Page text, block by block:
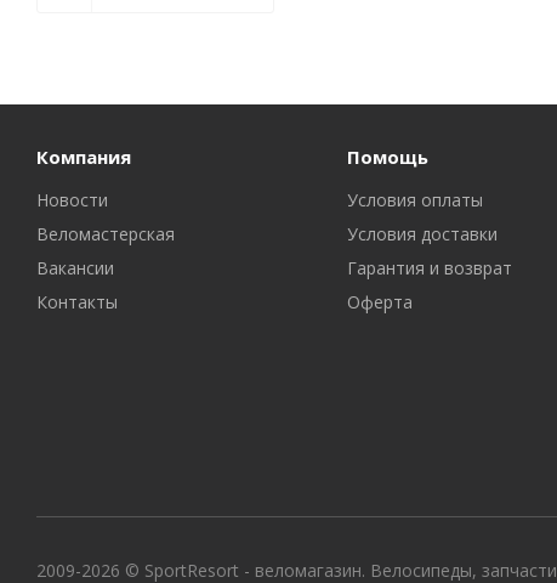
Компания
Новости
Веломастерская
Вакансии
Контакты
Помощь
Условия оплаты
Условия доставки
Гарантия и возврат
Оферта
2009-2026 © SportResort - веломагазин. Велосипеды,